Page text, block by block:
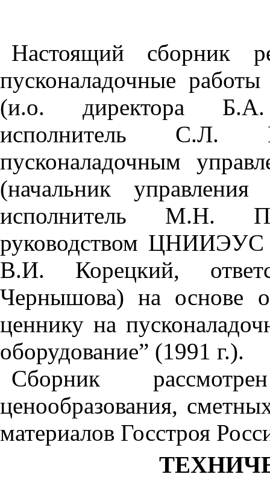
Настоящий сборник
пусконаладочные
(и.о. директора Б.А.
исполнитель С.Л.
пусконаладочным
(начальник
исполнитель М.Н.
руководством ЦНИИЭУС
В.И. Корецкий,
Чернышова) на основе
ценнику на
оборудование” (1991 г.).
Сборник
ценообразования,
материалов Госстроя